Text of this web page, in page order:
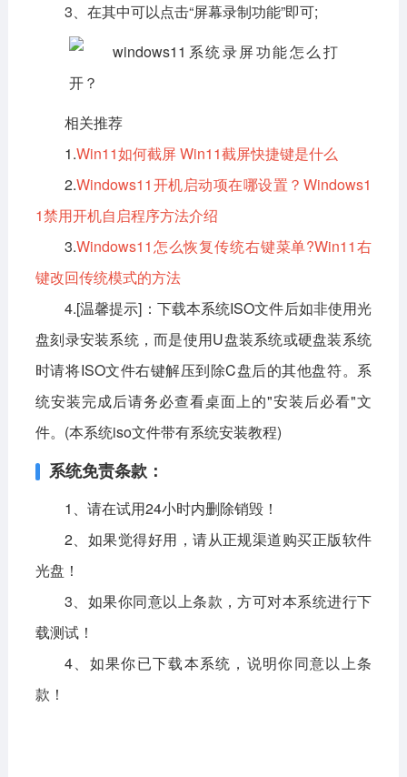
3、在其中可以点击“屏幕录制功能”即可;
相关推荐
1.Win11如何截屏 Win11截屏快捷键是什么
2.Windows11开机启动项在哪设置？Windows1
1禁用开机自启程序方法介绍
3.Windows11怎么恢复传统右键菜单?Win11右
键改回传统模式的方法
4.[温馨提示]：下载本系统ISO文件后如非使用光
盘刻录安装系统，而是使用U盘装系统或硬盘装系统
时请将ISO文件右键解压到除C盘后的其他盘符。系
统安装完成后请务必查看桌面上的"安装后必看"文
件。(本系统iso文件带有系统安装教程)
系统免责条款：
1、请在试用24小时内删除销毁！
2、如果觉得好用，请从正规渠道购买正版软件
光盘！
3、如果你同意以上条款，方可对本系统进行下
载测试！
4、如果你已下载本系统，说明你同意以上条
款！